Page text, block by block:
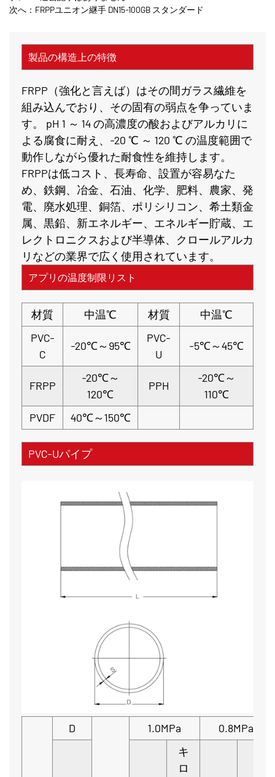
次へ：FRPPユニオン継手 DN15-100GB スタンダード
製品の構造上の特徴
FRPP（強化と言えば）はその間ガラス繊維を
組み込んでおり、その固有の弱点を争っていま
す。 pH 1 ～ 14 の高濃度の酸およびアルカリに
よる腐食に耐え、-20 ℃ ～ 120 ℃ の温度範囲で
動作しながら優れた耐食性を維持します。
FRPPは低コスト、長寿命、設置が容易なた
め、鉄鋼、冶金、石油、化学、肥料、農家、発
電、廃水処理、銅箔、ポリシリコン、希土類金
属、黒鉛、新エネルギー、エネルギー貯蔵、エ
レクトロニクスおよび半導体、クロールアルカ
リなどの業界で広く使用されています。
アプリの温度制限リスト
材質 中温℃ 材質
中温℃
PVC-
C
-20℃～95℃
PVC-
U
-5℃～45℃
FRPP
-20℃～
120℃
PPH
-20℃～
110℃
PVDF
40℃～150℃
PVC-Uパイプ
D 1.0MPa 0.8MPa
キ
ロ